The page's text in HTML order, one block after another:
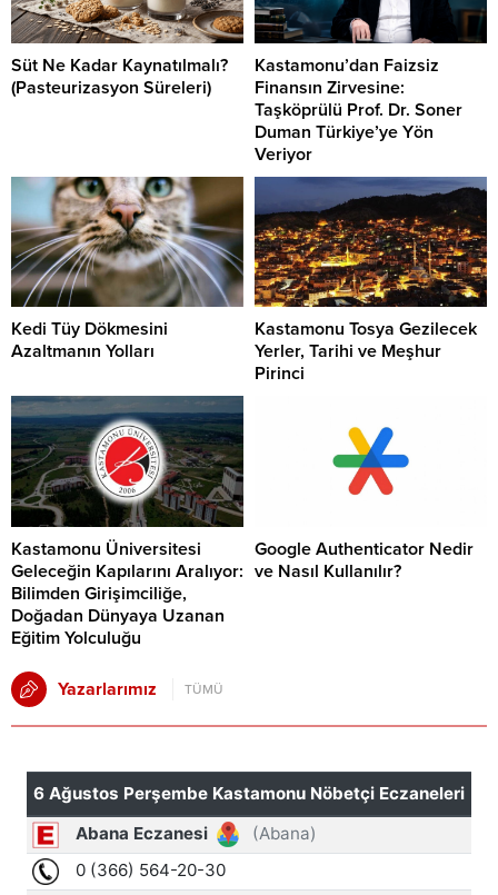
Süt Ne Kadar Kaynatılmalı?
(Pasteurizasyon Süreleri)
Kastamonu’dan Faizsiz
Finansın Zirvesine:
Taşköprülü Prof. Dr. Soner
Duman Türkiye’ye Yön
Veriyor
Kedi Tüy Dökmesini
Azaltmanın Yolları
Kastamonu Tosya Gezilecek
Yerler, Tarihi ve Meşhur
Pirinci
Kastamonu Üniversitesi
Geleceğin Kapılarını Aralıyor:
Bilimden Girişimciliğe,
Doğadan Dünyaya Uzanan
Eğitim Yolculuğu
Google Authenticator Nedir
ve Nasıl Kullanılır?
Yazarlarımız TÜMÜ